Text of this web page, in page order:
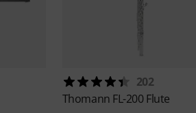
202
Thomann FL-200 Flute